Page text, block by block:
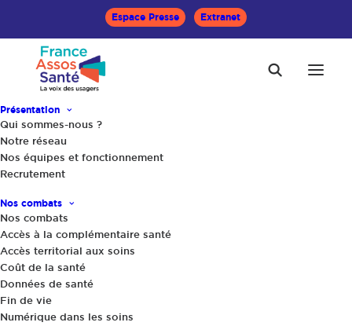
Espace Presse Extranet
Présentation
Qui sommes-nous ?
Notre réseau
Nos équipes et fonctionnement
Recrutement
Nos combats
Nos combats
Accès à la complémentaire santé
Accès territorial aux soins
Coût de la santé
Données de santé
Fin de vie
Numérique dans les soins
d'amendements Sénat